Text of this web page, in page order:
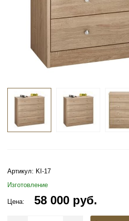
Артикул: KI-17
Изготовление
Цена: 58 000 руб.